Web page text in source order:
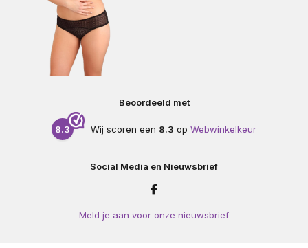
Beoordeeld met
8.3 Wij scoren een 8.3 op Webwinkelkeur
Social Media en Nieuwsbrief
Meld je aan voor onze nieuwsbrief